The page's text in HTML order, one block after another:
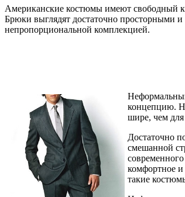
Американские костюмы имеют свободный
Брюки выглядят достаточно просторными
непропорциональной комплекцией.
концепцию.
шире, чем
Достаточно
смешанной
комфортное и
такие